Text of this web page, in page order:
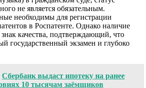
не является обязательным.
необходимы для регистрации
в Роспатенте. Однако наличие
качества, подтверждающий, что
государственный экзамен и глубоко
Сбербанк выдаст ипотеку на ранее
10 тысячам заёмщиков